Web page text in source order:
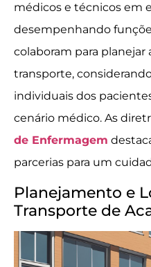
médicos e técnicos em
desempenhando
colaboram para
transporte,
individuais dos
cenário médico. As
de Enfermagem
parcerias para um
Planejamento e
Transporte de